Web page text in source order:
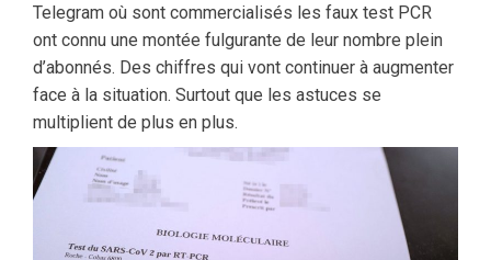
Telegram où sont commercialisés les faux test PCR
ont connu une montée fulgurante de leur nombre plein
d’abonnés. Des chiffres qui vont continuer à augmenter
face à la situation. Surtout que les astuces se
multiplient de plus en plus.